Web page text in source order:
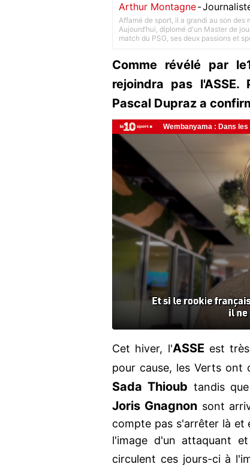
Arthur Montagne-
Affamé de sport, il a grandi au son des
Aujourd’hui, diplomé d'un Master de
match du PSG, ses deux passions et
Comme révélé par
rejoindra pas
Pascal Dupraz a
Cet hiver, l'ASSE est
pour cause, les Verts ont
Sada Thioub tandis que
Joris Gnagnon sont
compte pas s'arrêter là et
l'image d'un attaquant
circulent ces jours-ci à